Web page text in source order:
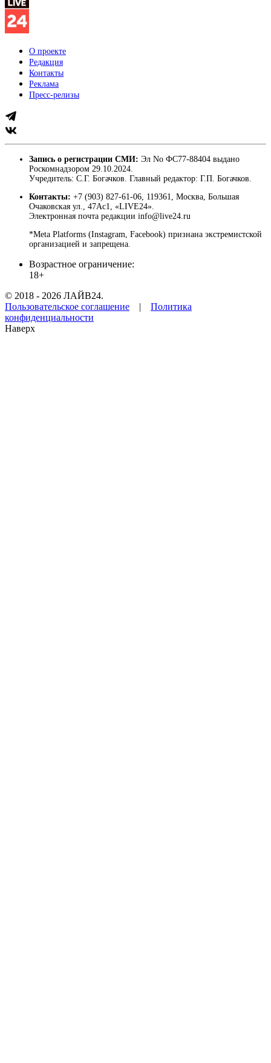
О проекте
Редакция
Контакты
Реклама
Пресс-релизы
Запись о регистрации СМИ: Эл No ФС77-88404 выдано
Роскомнадзором 29.10.2024.
Учредитель: С.Г. Богачков. Главный редактор: Г.П. Богачков.
Контакты: +7 (903) 827-61-06, 119361, Москва, Большая
Очаковская ул., 47Ас1, «LIVE24».
Электронная почта редакции info@live24.ru
*Meta Platforms (Instagram, Facebook) признана экстремистской
организацией и запрещена.
Возрастное ограничение:
18+
© 2018 - 2026 ЛАЙВ24.
Пользовательское соглашение | Политика
конфиденциальности
Наверх